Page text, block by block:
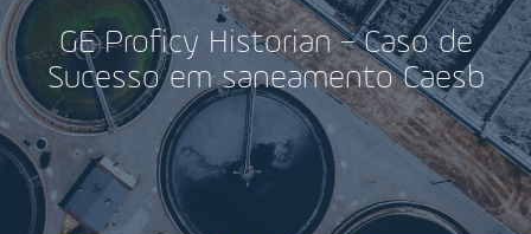
GE Proficy Historian – Caso de
Sucesso em saneamento Caesb